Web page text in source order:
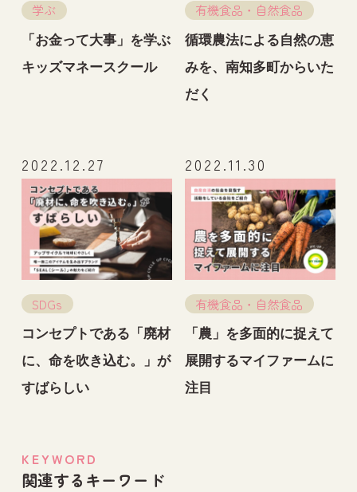
学ぶ
「お金って大事」を学ぶ
キッズマネースクール
有機食品・自然食品
循環農法による自然の恵
みを、南知多町からいた
だく
2022.12.27
SDGs
コンセプトである「廃材
に、命を吹き込む。」が
すばらしい
2022.11.30
有機食品・自然食品
「農」を多面的に捉えて
展開するマイファームに
注目
KEYWORD
関連するキーワード